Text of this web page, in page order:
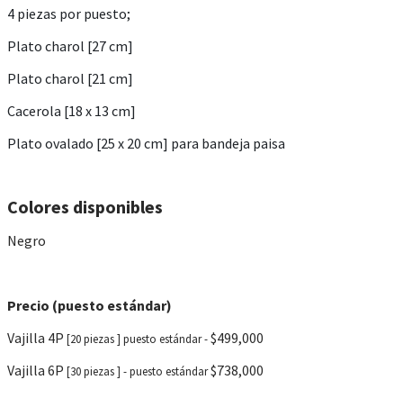
4 piezas por puesto;
Plato charol [27 cm]
Plato charol [21 cm]
Cacerola [18 x 13 cm]
Plato ovalado [25 x 20 cm] para bandeja paisa
Colores disponibles
Negro
Precio (puesto estándar)
Vajilla 4P [20 piezas] puesto estándar -$499,000
Vajilla 6P [30 piezas ] - puesto estándar$738,000